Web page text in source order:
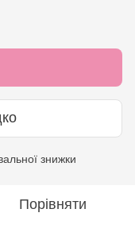
знижки
Порівняти